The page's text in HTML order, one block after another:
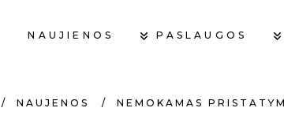
NAUJIENOS PASLAUGOS
NAUJENOS / NEMOKAMAS